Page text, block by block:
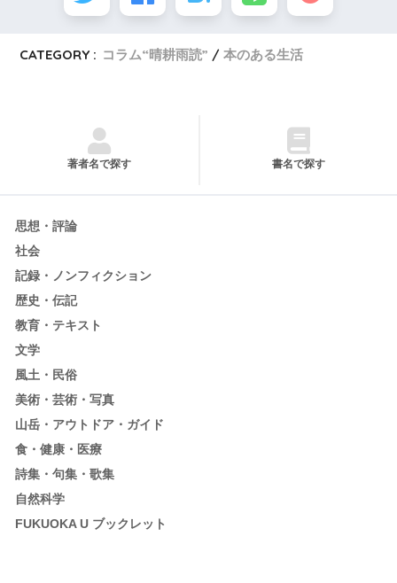
CATEGORY : コラム“晴耕雨読” 本のある生活
著者名で探す 書名で探す
思想・評論
社会
記録・ノンフィクション
歴史・伝記
教育・テキスト
文学
風土・民俗
美術・芸術・写真
山岳・アウトドア・ガイド
食・健康・医療
詩集・句集・歌集
自然科学
FUKUOKA U ブックレット